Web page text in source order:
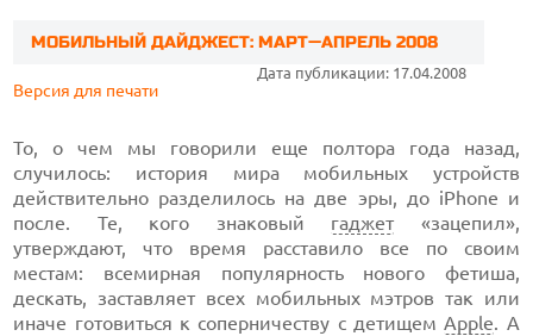
МОБИЛЬНЫЙ ДАЙДЖЕСТ: МАРТ—АПРЕЛЬ 2008
Дата публикации: 17.04.2008
Версия для печати
То, о чем мы говорили еще полтора года назад,
случилось: история мира мобильных устройств
действительно разделилось на две эры, до iPhone и
после. Те, кого знаковый гаджет«зацепил»,
утверждают, что время расставило все по своим
местам: всемирная популярность нового фетиша,
дескать, заставляет всех мобильных мэтров так или
иначе готовиться к соперничеству с детищемApple. А